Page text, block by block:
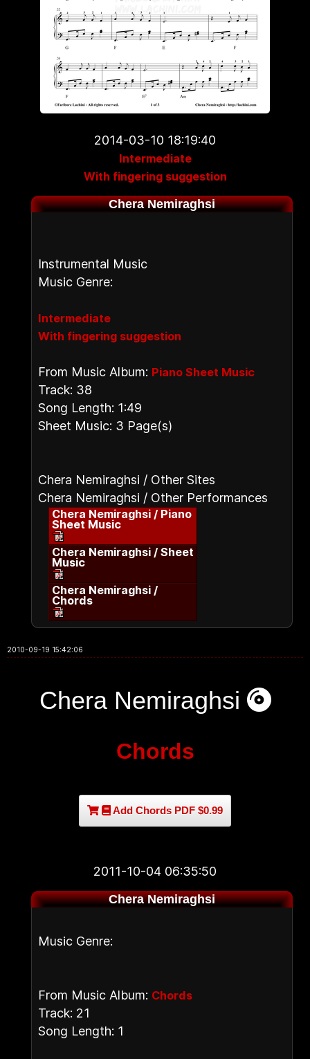
2014-03-10 18:19:40
Intermediate
With fingering suggestion
Chera Nemiraghsi
Instrumental Music
Music Genre:
Intermediate
With fingering suggestion
From Music Album: Piano Sheet Music
Track: 38
Song Length: 1:49
Sheet Music: 3 Page(s)
Chera Nemiraghsi / Other Sites
Chera Nemiraghsi / Other Performances
Chera Nemiraghsi / Piano
Sheet Music
Chera Nemiraghsi / Sheet
Music
Chera Nemiraghsi /
Chords
2010-09-19 15:42:06
Chera Nemiraghsi
Chords
Add Chords PDF $0.99
2011-10-04 06:35:50
Chera Nemiraghsi
Music Genre:
From Music Album: Chords
Track: 21
Song Length: 1